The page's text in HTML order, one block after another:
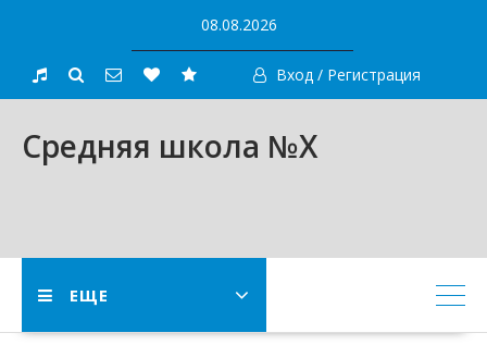
content
08.08.2026
Вход / Регистрация
Средняя школа №X
ЕЩЕ